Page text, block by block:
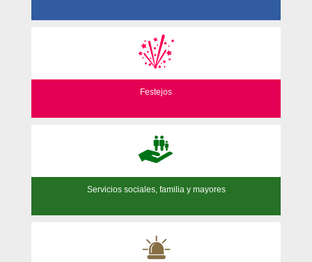
Festejos
Servicios sociales, familia y mayores